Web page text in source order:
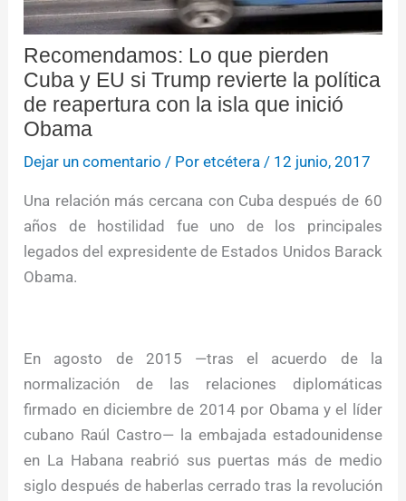
Recomendamos: Lo que pierden
Cuba y EU si Trump revierte la política
de reapertura con la isla que inició
Obama
Dejar un comentario / Poretcétera / 12 junio, 2017
Una relación más cercana con Cuba después de 60
años de hostilidad fue uno de los principales
legados del expresidente de Estados Unidos Barack
Obama.
En agosto de 2015 —tras el acuerdo de la
normalización de las relaciones diplomáticas
firmado en diciembre de 2014 por Obama y el líder
cubano Raúl Castro— la embajada estadounidense
en La Habana reabrió sus puertas más de medio
siglo después de haberlas cerrado tras la revolución